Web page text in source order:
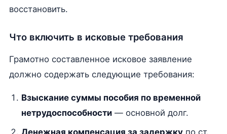
восстановить.
Что включить в исковые требования
Грамотно составленное исковое заявление
должно содержать следующие требования:
Взыскание суммы пособия по временной
нетрудоспособности— основной долг.